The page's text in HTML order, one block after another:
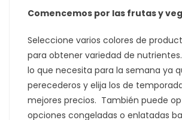
Comencemos por las frutas y
Seleccione varios colores de
para obtener variedad de
lo que necesita para la semana ya
perecederos y elija los de
mejores precios. También puede
opciones congeladas o enlatadas